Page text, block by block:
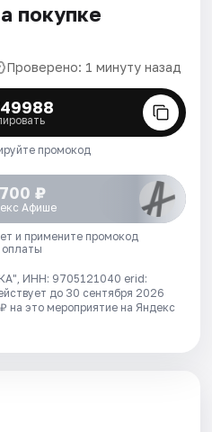
покупке
Проверено: 1 минуту назад
промокод
₽
Афише
и примените промокод
оплаты
ИНН: 9705121040 erid:
до 30 сентября 2026
на это мероприятие на Яндекс